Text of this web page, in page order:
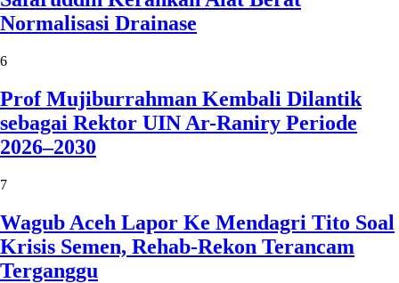
Normalisasi Drainase
6
Prof Mujiburrahman Kembali Dilantik
sebagai Rektor UIN Ar-Raniry Periode
2026–2030
7
Wagub Aceh Lapor Ke Mendagri Tito Soal
Krisis Semen, Rehab-Rekon Terancam
Terganggu